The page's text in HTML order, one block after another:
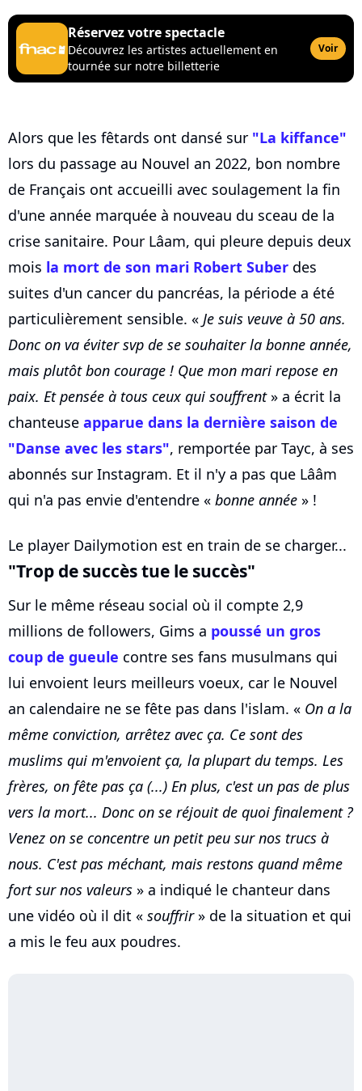
Réservez votre spectacle
Découvrez les artistes actuellement en
tournée sur notre billetterie
Voir
Alors que les fêtards ont dansé sur "La kiffance"
lors du passage au Nouvel an 2022, bon nombre
de Français ont accueilli avec soulagement la fin
d'une année marquée à nouveau du sceau de la
crise sanitaire. Pour Lâam, qui pleure depuis deux
mois la mort de son mari Robert Suber des
suites d'un cancer du pancréas, la période a été
particulièrement sensible. « Je suis veuve à 50 ans.
Donc on va éviter svp de se souhaiter la bonne année,
mais plutôt bon courage ! Que mon mari repose en
paix. Et pensée à tous ceux qui souffrent» a écrit la
chanteuse apparue dans la dernière saison de
"Danse avec les stars", remportée par Tayc, à ses
abonnés sur Instagram. Et il n'y a pas que Lââm
qui n'a pas envie d'entendre « bonne année » !
Le player Dailymotion est en train de se charger...
"Trop de succès tue le succès"
Sur le même réseau social où il compte 2,9
millions de followers, Gims a poussé un gros
coup de gueule contre ses fans musulmans qui
lui envoient leurs meilleurs voeux, car le Nouvel
an calendaire ne se fête pas dans l'islam. « On a la
même conviction, arrêtez avec ça. Ce sont des
muslims qui m'envoient ça, la plupart du temps. Les
frères, on fête pas ça (...) En plus, c'est un pas de plus
vers la mort... Donc on se réjouit de quoi finalement ?
Venez on se concentre un petit peu sur nos trucs à
nous. C'est pas méchant, mais restons quand même
fort sur nos valeurs » a indiqué le chanteur dans
une vidéo où il dit « souffrir» de la situation et qui
a mis le feu aux poudres.